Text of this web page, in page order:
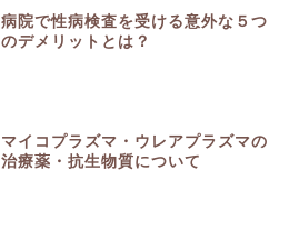
病院で性病検査を受ける意外な５つ
のデメリットとは？
マイコプラズマ・ウレアプラズマの
治療薬・抗生物質について